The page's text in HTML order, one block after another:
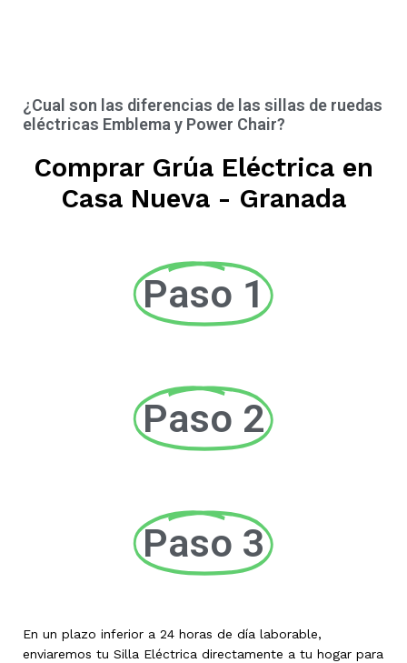
¿Cual son las diferencias de las sillas de ruedas
eléctricas Emblema y Power Chair?
Comprar Grúa Eléctrica en
Casa Nueva - Granada
Paso 1
Paso 2
Paso 3
En un plazo inferior a 24 horas de día laborable,
enviaremos tu Silla Eléctrica directamente a tu hogar para